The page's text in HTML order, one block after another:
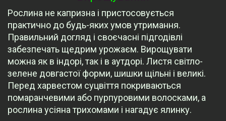
Рослина не капризна і пристосовується
практично до будь-яких умов утримання.
Правильний догляд і своєчасні підгодівлі
забезпечать щедрим урожаєм. Вирощувати
можна як в індорі, так і в аутдорі. Листя світло-
зелене довгастої форми, шишки щільні і великі.
Перед харвестом суцвіття покриваються
помаранчевими або пурпуровими волосками, а
рослина усіяна трихомами і нагадує ялинку.